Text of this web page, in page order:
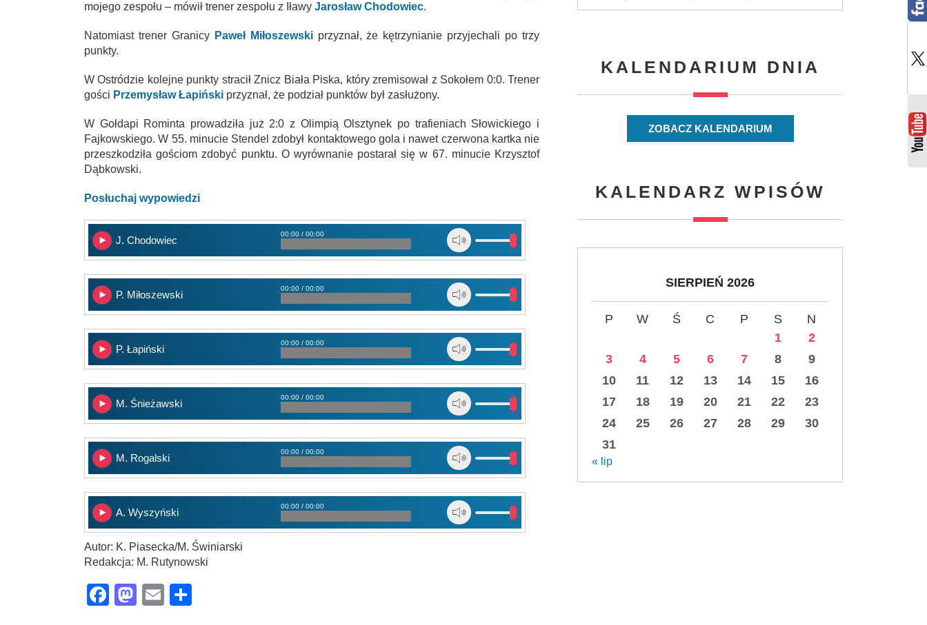
mojego zespołu – mówił trener zespołu z Iławy Jarosław Chodowiec.
Natomiast trener Granicy Paweł Miłoszewski przyznał, że kętrzynianie przyjechali po trzy
punkty.
W Ostródzie kolejne punkty stracił Znicz Biała Piska, który zremisował z Sokołem 0:0. Trener
gości Przemysław Łapiński przyznał, że podział punktów był zasłużony.
W Gołdapi Rominta prowadziła już 2:0 z Olimpią Olsztynek po trafieniach Słowickiego i
Fajkowskiego. W 55. minucie Stendel zdobył kontaktowego gola i nawet czerwona kartka nie
przeszkodziła gościom zdobyć punktu. O wyrównanie postarał się w 67. minucie Krzysztof
Dąbkowski.
Posłuchaj wypowiedzi
J. Chodowiec
00:00 / 00:00
P. Miłoszewski
00:00 / 00:00
P. Łapiński
00:00 / 00:00
M. Śnieżawski
00:00 / 00:00
M. Rogalski
00:00 / 00:00
A. Wyszyński
00:00 / 00:00
Autor: K. Piasecka/M. Świniarski
Redakcja: M. Rutynowski
Facebook
Mastodon
Email
KALENDARIUM DNIA
ZOBACZ KALENDARIUM
KALENDARZ WPISÓW
SIERPIEŃ 2026
P W Ś C P S
N
1
2
3
4 5 6 7 8
9
10
11 12 13 14 15
16
17
18 19 20 21 22
23
24
25 26 27 28 29
30
31
« lip